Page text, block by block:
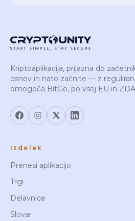
Kriptoaplikacija, prijazna do
osnov in nato začnite — z
omogoča BitGo, po vsej EU in
Izdelek
Prenesi aplikacijo
Trgi
Delavnice
Slovar